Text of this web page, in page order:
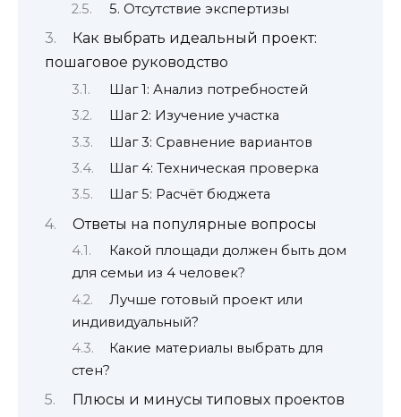
5. Отсутствие экспертизы
Как выбрать идеальный проект:
пошаговое руководство
Шаг 1: Анализ потребностей
Шаг 2: Изучение участка
Шаг 3: Сравнение вариантов
Шаг 4: Техническая проверка
Шаг 5: Расчёт бюджета
Ответы на популярные вопросы
Какой площади должен быть дом
для семьи из 4 человек?
Лучше готовый проект или
индивидуальный?
Какие материалы выбрать для
стен?
Плюсы и минусы типовых проектов